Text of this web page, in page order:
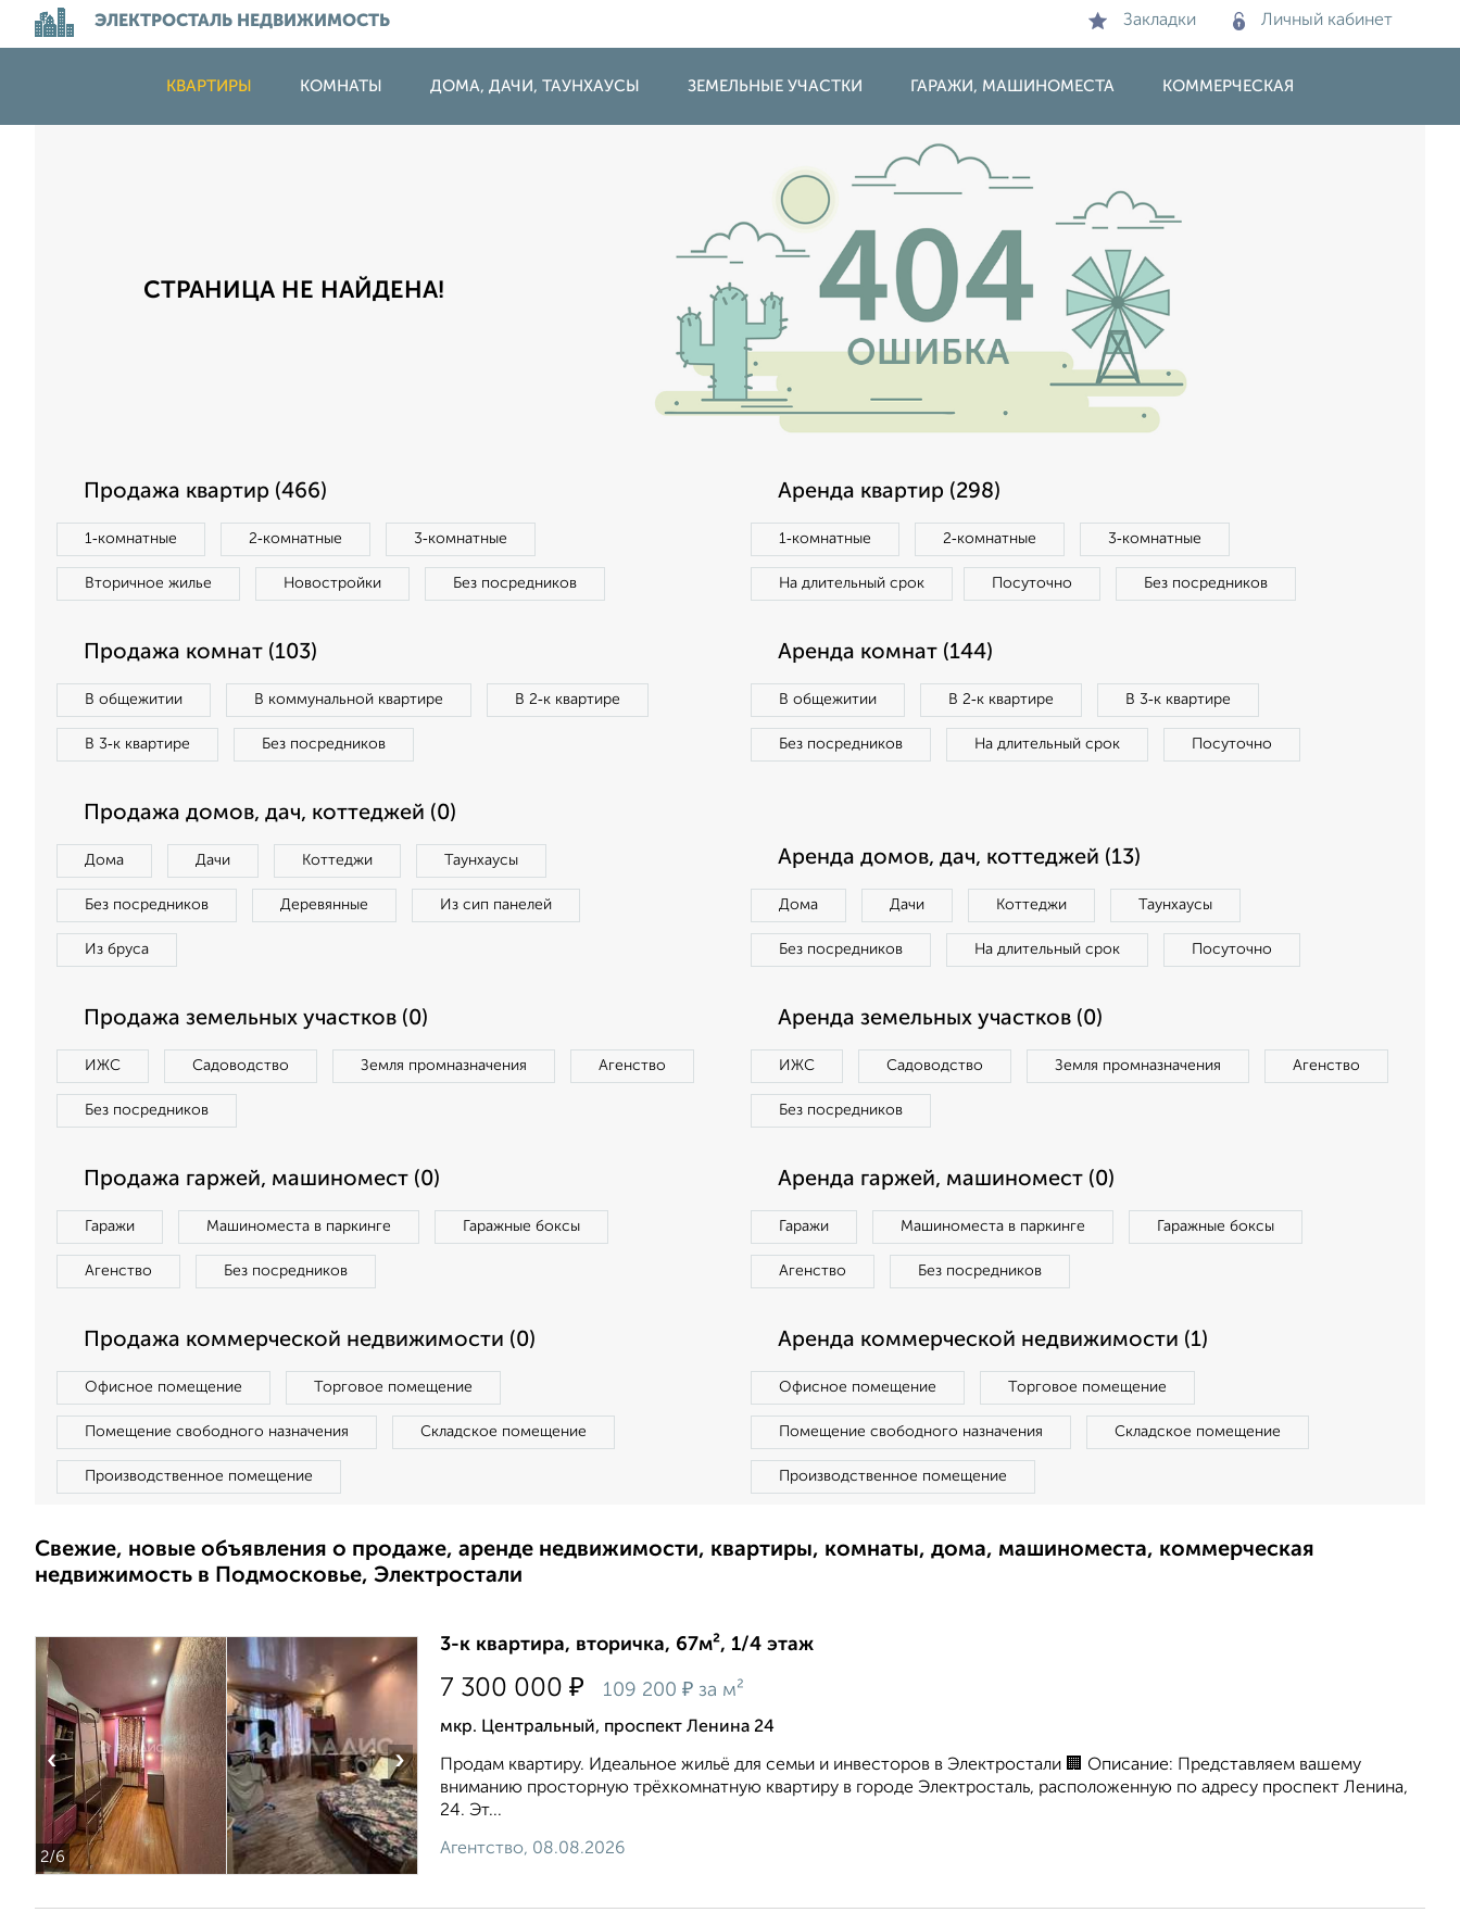
ЭЛЕКТРОСТАЛЬ НЕДВИЖИМОСТЬ Закладки Личный кабинет
КВАРТИРЫ КОМНАТЫ ДОМА, ДАЧИ, ТАУНХАУСЫ ЗЕМЕЛЬНЫЕ УЧАСТКИ ГАРАЖИ, МАШИНОМЕСТА КОММЕРЧЕСКАЯ
СТРАНИЦА НЕ НАЙДЕНА!
Продажа квартир (466)
1‑комнатные 2‑комнатные 3‑комнатные
Вторичное жилье Новостройки Без посредников
Аренда квартир (298)
1‑комнатные 2‑комнатные 3‑комнатные
На длительный срок Посуточно Без посредников
Продажа комнат (103)
В общежитии В коммунальной квартире В 2‑к квартире
В 3‑к квартире Без посредников
Аренда комнат (144)
В общежитии В 2‑к квартире В 3‑к квартире
Без посредников На длительный срок Посуточно
Продажа домов, дач, коттеджей (0)
Дома Дачи Коттеджи Таунхаусы
Без посредников Деревянные Из сип панелей
Из бруса
Аренда домов, дач, коттеджей (13)
Дома Дачи Коттеджи Таунхаусы
Без посредников На длительный срок Посуточно
Продажа земельных участков (0)
ИЖС Садоводство Земля промназначения Агенство
Без посредников
Аренда земельных участков (0)
ИЖС Садоводство Земля промназначения Агенство
Без посредников
Продажа гаржей, машиномест (0)
Гаражи Машиноместа в паркинге Гаражные боксы
Агенство Без посредников
Аренда гаржей, машиномест (0)
Гаражи Машиноместа в паркинге Гаражные боксы
Агенство Без посредников
Продажа коммерческой недвижимости (0)
Офисное помещение Торговое помещение
Помещение свободного назначения Складское помещение
Производственное помещение
Аренда коммерческой недвижимости (1)
Офисное помещение Торговое помещение
Помещение свободного назначения Складское помещение
Производственное помещение
Свежие, новые объявления о продаже, аренде недвижимости, квартиры, комнаты, дома, машиноместа, коммерческая
недвижимость в Подмосковье, Электростали
2/6
‹ ›
3-к квартира, вторичка, 67м², 1/4 этаж
7 300 000 ₽ 109 200 ₽ за м²
мкр. Центральный, проспект Ленина 24
Продам квартиру. Идеальное жильё для семьи и инвесторов в Электростали 🏢 Описание: Представляем вашему
вниманию просторную трёхкомнатную квартиру в городе Электросталь, расположенную по адресу проспект Ленина,
24. Эт...
Агентство, 08.08.2026